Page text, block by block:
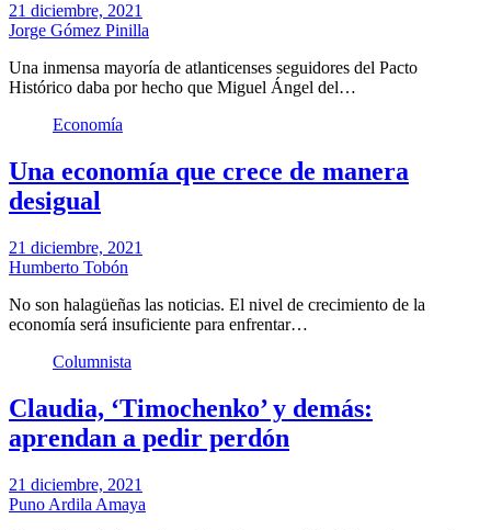
21 diciembre, 2021
Jorge Gómez Pinilla
Una inmensa mayoría de atlanticenses seguidores del Pacto
Histórico daba por hecho que Miguel Ángel del…
Economía
Una economía que crece de manera
desigual
21 diciembre, 2021
Humberto Tobón
No son halagüeñas las noticias. El nivel de crecimiento de la
economía será insuficiente para enfrentar…
Columnista
Claudia, ‘Timochenko’ y demás:
aprendan a pedir perdón
21 diciembre, 2021
Puno Ardila Amaya